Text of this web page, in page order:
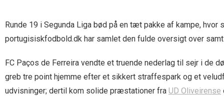
Runde 19 i Segunda Liga bød på en tæt pakke af kampe,
portugisiskfodbold.dk har samlet den fulde oversigt over
FC Paços de Ferreira vendte et truende nederlag til sejr i de
greb tre point hjemme efter et sikkert straffespark og et
udvisninger; dertil kom solide præstationer fra UD Oliveirense